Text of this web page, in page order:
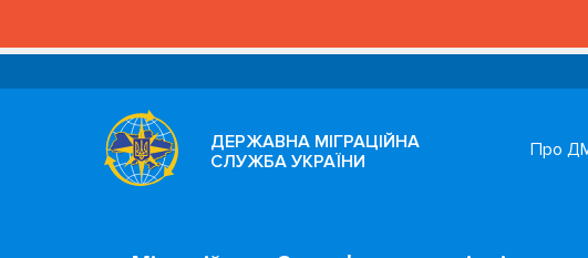
ДЕРЖАВНА МІГРАЦІЙНА
СЛУЖБА УКРАЇНИ
Про